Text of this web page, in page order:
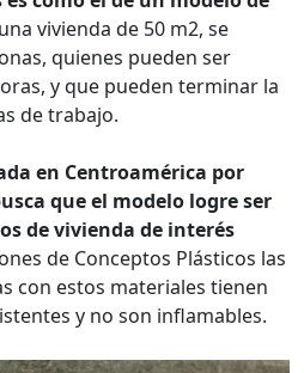
vivienda de 50 m2, se
quienes pueden ser
y que pueden terminar la
de trabajo.
en Centroamérica por
que el modelo logre ser
de vivienda de interés
de Conceptos Plásticos las
con estos materiales tienen
y no son inflamables.